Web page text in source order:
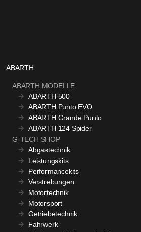
ABARTH
ABARTH MODELLE
ABARTH 500
ABARTH Punto EVO
ABARTH Grande Punto
ABARTH 124 Spider
G-TECH SHOP
Abgastechnik
Leistungskits
Performancekits
Verstrebungen
Motortechnik
Motorsport
Getriebetechnik
Fahrwerk